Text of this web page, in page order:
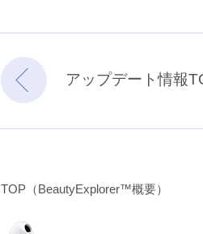
アップデート情報
TOP（BeautyExplorer™概要）